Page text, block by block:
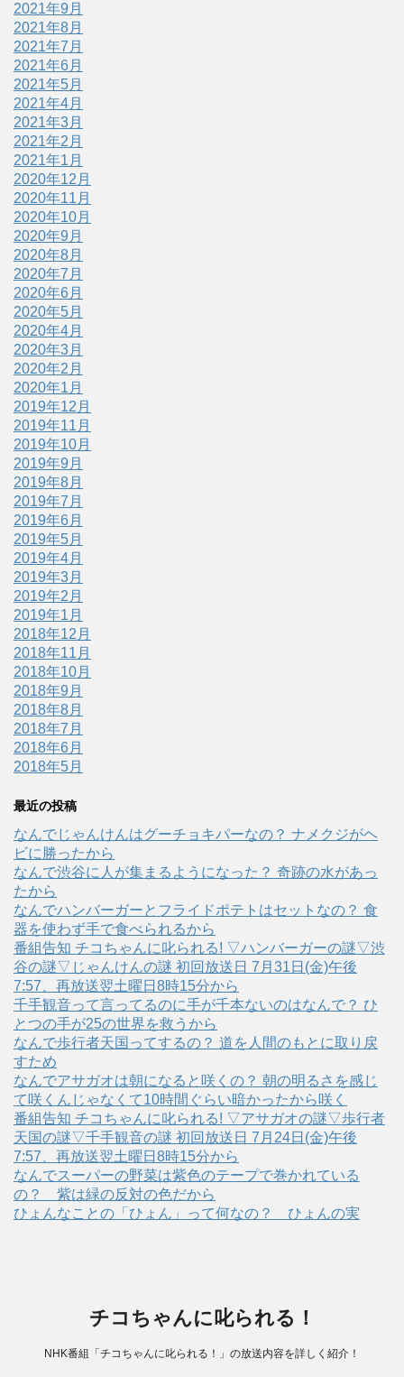
2021年9月
2021年8月
2021年7月
2021年6月
2021年5月
2021年4月
2021年3月
2021年2月
2021年1月
2020年12月
2020年11月
2020年10月
2020年9月
2020年8月
2020年7月
2020年6月
2020年5月
2020年4月
2020年3月
2020年2月
2020年1月
2019年12月
2019年11月
2019年10月
2019年9月
2019年8月
2019年7月
2019年6月
2019年5月
2019年4月
2019年3月
2019年2月
2019年1月
2018年12月
2018年11月
2018年10月
2018年9月
2018年8月
2018年7月
2018年6月
2018年5月
最近の投稿
なんでじゃんけんはグーチョキパーなの？ ナメクジがヘ
ビに勝ったから
なんで渋谷に人が集まるようになった？ 奇跡の水があっ
たから
なんでハンバーガーとフライドポテトはセットなの？ 食
器を使わず手で食べられるから
番組告知 チコちゃんに叱られる! ▽ハンバーガーの謎▽渋
谷の謎▽じゃんけんの謎 初回放送日 7月31日(金)午後
7:57、再放送翌土曜日8時15分から
千手観音って言ってるのに手が千本ないのはなんで？ ひ
とつの手が25の世界を救うから
なんで歩行者天国ってするの？ 道を人間のもとに取り戻
すため
なんでアサガオは朝になると咲くの？ 朝の明るさを感じ
て咲くんじゃなくて10時間ぐらい暗かったから咲く
番組告知 チコちゃんに叱られる! ▽アサガオの謎▽歩行者
天国の謎▽千手観音の謎 初回放送日 7月24日(金)午後
7:57、再放送翌土曜日8時15分から
なんでスーパーの野菜は紫色のテープで巻かれている
の？ 紫は緑の反対の色だから
ひょんなことの「ひょん」って何なの？ ひょんの実
チコちゃんに叱られる！
NHK番組「チコちゃんに叱られる！」の放送内容を詳しく紹介！